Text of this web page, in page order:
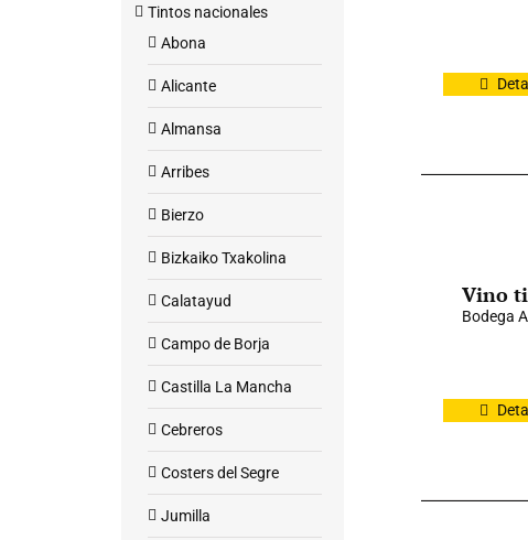
Vino
Bodega
Tintos nacionales
Abona
Alicante
Almansa
Arribes
Bierzo
Bizkaiko Txakolina
Calatayud
Campo de Borja
Castilla La Mancha
Cebreros
Costers del Segre
Jumilla